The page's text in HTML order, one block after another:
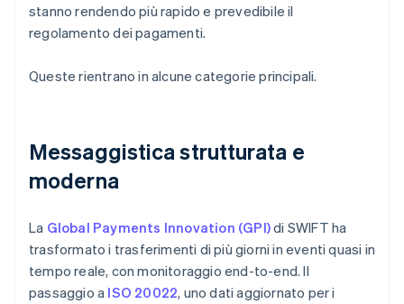
stanno rendendo più rapido e prevedibile il
regolamento dei pagamenti.
Queste rientrano in alcune categorie principali.
Messaggistica strutturata e
moderna
La Global Payments Innovation (GPI)di SWIFT ha
trasformato i trasferimenti di più giorni in eventi quasi in
tempo reale, con monitoraggio end-to-end. Il
passaggio a ISO 20022, uno dati aggiornato per i